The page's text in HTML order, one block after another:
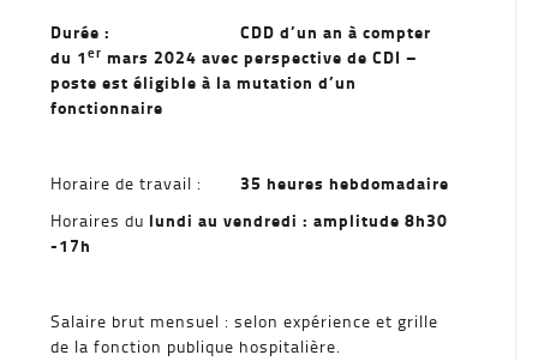
Durée : CDD d’un an à compter
du 1 er mars 2024 avec perspective de CDI –
poste est éligible à la mutation d’un
fonctionnaire
Horaire de travail : 35 heures hebdomadaire
Horaires du lundi au vendredi : amplitude 8h30
-17h
Salaire brut mensuel : selon expérience et grille
de la fonction publique hospitalière.